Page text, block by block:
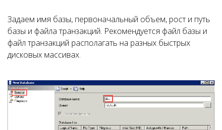
Задаем имя базы, первоначальный объем, рост и путь
базы и файла транзакций. Рекомендуется файл базы и
файл транзакций располагать на разных быстрых
дисковых массивах.